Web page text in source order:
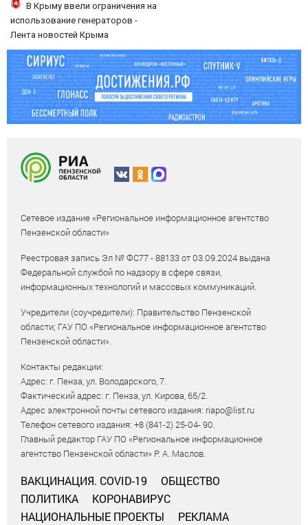
В Крыму ввели ограничения на
использование генераторов -
Лента новостей Крыма
Сетевое издание «Региональное информационное агентство
Пензенской области»
Реестровая запись Эл № ФС77 - 88133 от 03.09.2024 выдана
Федеральной службой по надзору в сфере связи,
информационных технологий и массовых коммуникаций.
Учредители (соучредители): Правительство Пензенской
области; ГАУ ПО «Региональное информационное агентство
Пензенской области».
Контакты редакции:
Адрес: г. Пенза, ул. Володарского, 7.
Фактический адрес: г. Пенза, ул. Кирова, 65/2.
Адрес электронной почты сетевого издания: riapo@list.ru
Телефон сетевого издания: +8 (841-2) 25-04- 90.
Главный редактор ГАУ ПО «Региональное информационное
агентство Пензенской области» Р. А. Маслов.
ВАКЦИНАЦИЯ. COVID-19
ОБЩЕСТВО
ПОЛИТИКА
КОРОНАВИРУС
НАЦИОНАЛЬНЫЕ ПРОЕКТЫ
РЕКЛАМА